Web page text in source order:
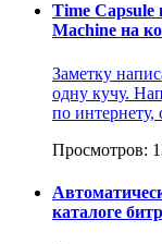
Time Capsule
Machine на
Заметку
одну кучу.
по интернету,
Просмотров:
каталоге